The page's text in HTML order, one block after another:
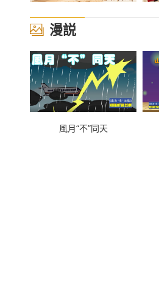
漫説
風月“不”同天